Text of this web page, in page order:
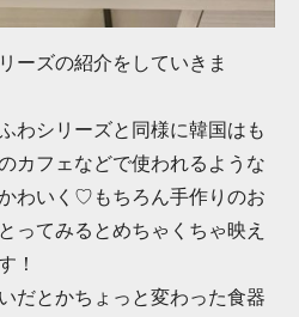
ーズの紹介をしていきま
わシリーズと同様に韓国はも
カフェなどで使われるような
わいく♡もちろん手作りのお
ってみるとめちゃくちゃ映え
！
だとかちょっと変わった食器